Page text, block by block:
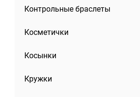
Контрольные браслеты
Косметички
Косынки
Кружки